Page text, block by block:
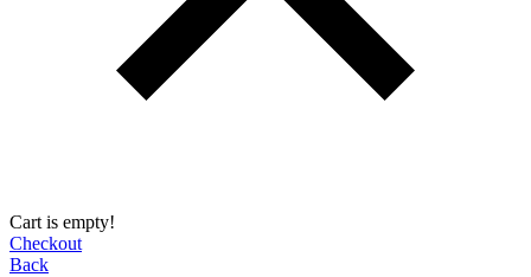
Cart is empty!
Checkout
Back